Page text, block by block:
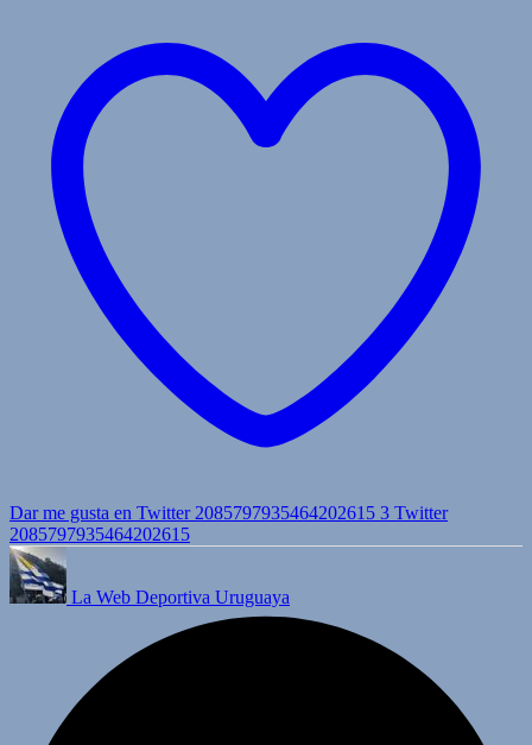
Dar me gusta en Twitter 2085797935464202615 3 Twitter
2085797935464202615
La Web Deportiva Uruguaya